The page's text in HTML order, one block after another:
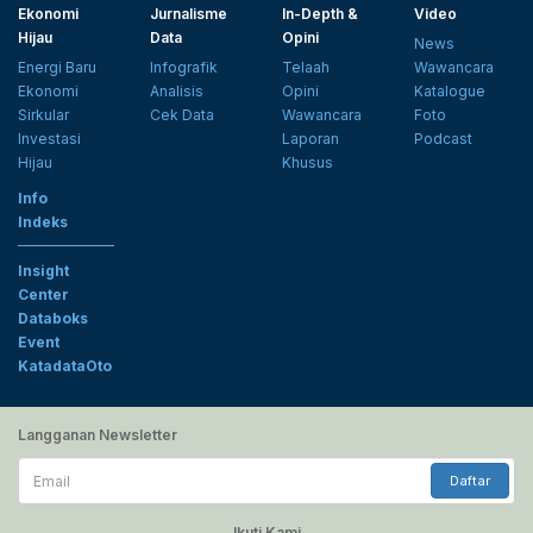
Ekonomi
Hijau
Energi Baru
Ekonomi
Sirkular
Investasi
Hijau
Jurnalisme
Data
Infografik
Analisis
Cek Data
In-Depth &
Opini
Telaah
Opini
Wawancara
Laporan
Khusus
Video
News
Wawancara
Katalogue
Foto
Podcast
Info
Indeks
Insight
Center
Databoks
Event
KatadataOto
Langganan Newsletter
Email
Daftar